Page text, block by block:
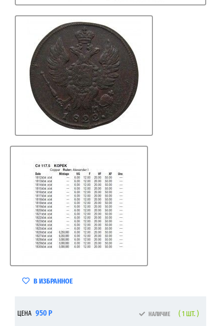
В ИЗБРАННОЕ
ЦЕНА 950 Р НАЛИЧИЕ ( 1 ШТ. )